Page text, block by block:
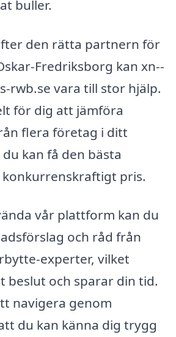
buller.
den rätta partnern för
Fredriksborg kan xn--
rwb.se vara till stor hjälp.
för dig att jämföra
flera företag i ditt
kan få den bästa
pris.
vår plattform kan du
och råd från
experter, vilket
beslut och sparar din tid.
navigera genom
du kan känna dig trygg